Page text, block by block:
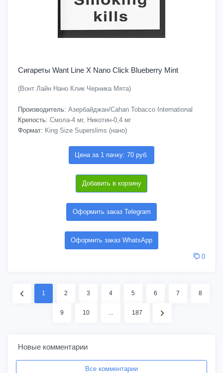
Сигареты Want Line X Nano Click Blueberry Mint
(Вонт Лайн Нано Клик Черника Мята)
Производитель: Азербайджан/Cahan Tobacco International
Крепость: Смола-4 мг, Никотин-0,4 мг
Формат: King Size Superslims (нано)
Цена за 1 пачку: 70 руб.
Добавить в корзину
Оформить заказ Telegram
Оформить заказ WhatsApp
0
1 2 3 4 5 6 7 8
9 10 ... 187
Новые комментарии
Все комментарии